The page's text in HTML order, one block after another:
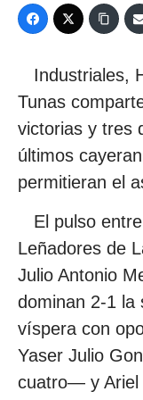
Industriales,
Tunas
victorias y tres
últimos
permitieran el
El pulso
Leñadores de
Julio Antonio
dominan 2-1 la
víspera con
Yaser Julio
cuatro— y Ariel